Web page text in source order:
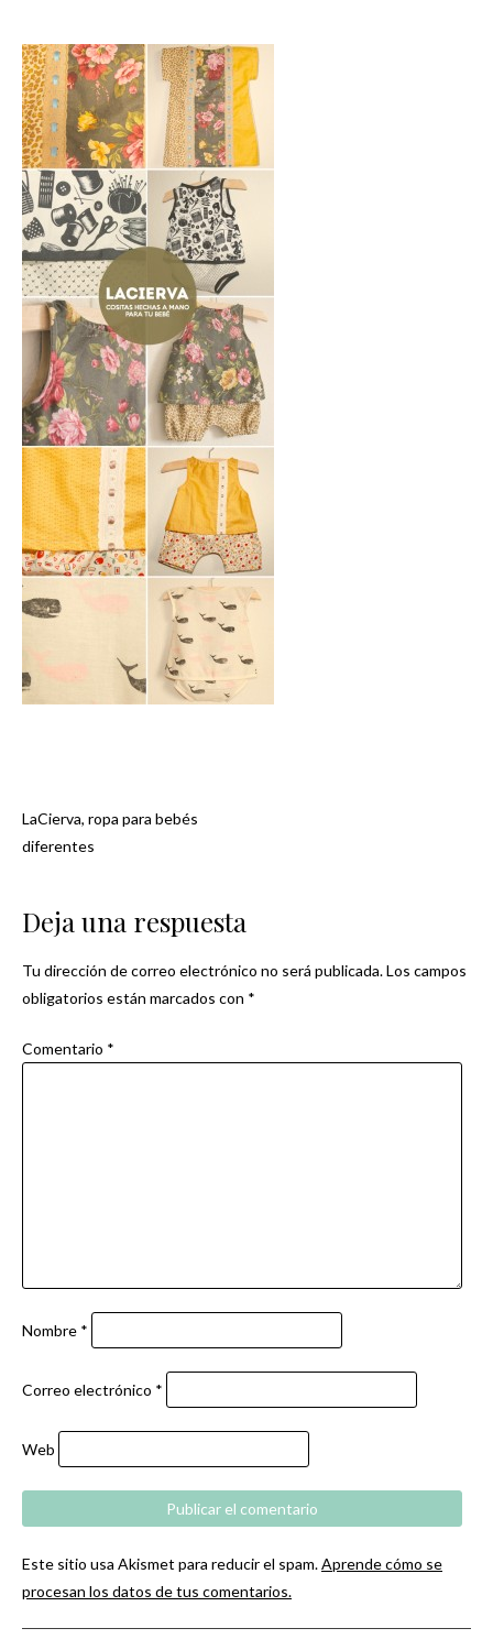
Navegación
LaCierva, ropa para bebés
diferentes
Deja una respuesta
Tu dirección de correo electrónico no será publicada.Los campos
obligatorios están marcados con *
Comentario *
Nombre *
Correo electrónico *
Web
Este sitio usa Akismet para reducir el spam.Aprende cómo se
procesan los datos de tus comentarios.